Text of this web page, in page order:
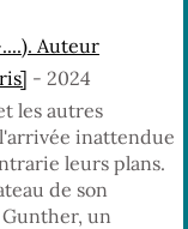
Auteur
- 2024
les autres
inattendue
leurs plans.
de son
un